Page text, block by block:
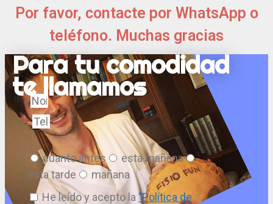
Por favor, contacte por WhatsApp o
teléfono. Muchas gracias
Para tu comodidad
te llamamos
cuanto antes
esta mañana
esta tarde
mañana
He leído y acepto la "Política de